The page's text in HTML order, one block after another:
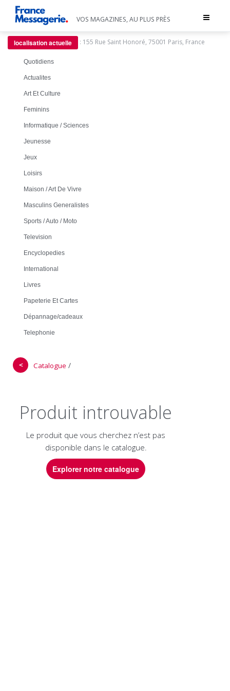
Toggle
VOS MAGAZINES, AU PLUS PRÈS
localisation actuelle : 155 Rue Saint Honoré, 75001 Paris, France
Quotidiens
Actualites
Art Et Culture
Feminins
Informatique / Sciences
Jeunesse
Jeux
Loisirs
Maison / Art De Vivre
Masculins Generalistes
Sports / Auto / Moto
Television
Encyclopedies
International
Livres
Papeterie Et Cartes
Dépannage/cadeaux
Telephonie
＜ Catalogue /
Produit introuvable
Le produit que vous cherchez n’est pas
disponible dans le catalogue.
Explorer notre catalogue